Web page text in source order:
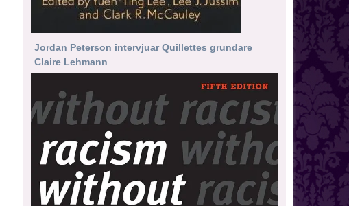
Jordan Peterson intervjuar Quillettes grundare
Claire Lehmann